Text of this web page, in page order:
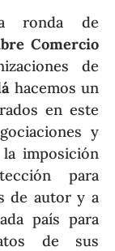
ronda de
Comercio
de
hacemos un
en este
y
imposición
para
de autor y a
país para
de sus